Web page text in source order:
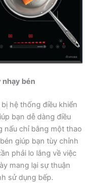
bén
hệ thống điều khiển
bạn dễ dàng điều
nấu chỉ bằng một thao
giúp bạn tùy chỉnh
phải lo lắng về việc
mang lại sự thuận
sử dụng bếp.